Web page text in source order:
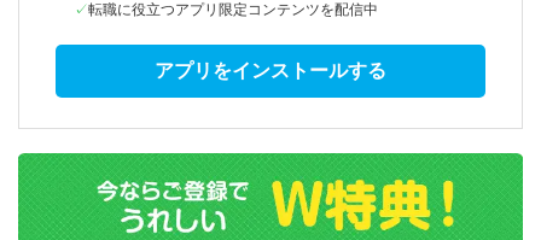
転職に役立つアプリ限定コンテンツを配信中
アプリをインストールする